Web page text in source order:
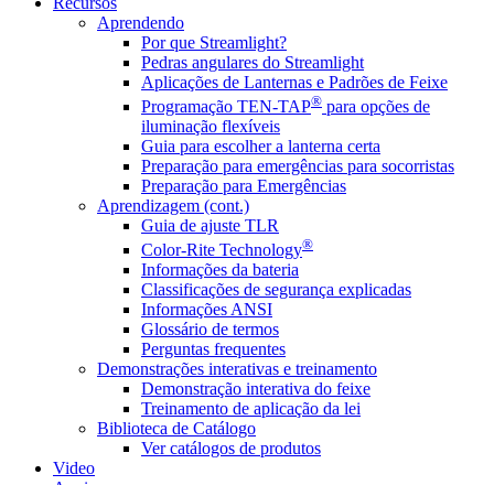
Aprendendo
Por que Streamlight?
Pedras angulares do Streamlight
Aplicações de Lanternas e Padrões de Feixe
Programação TEN-TAP® para opções de
iluminação flexíveis
Guia para escolher a lanterna certa
Preparação para emergências para socorristas
Preparação para Emergências
Aprendizagem (cont.)
Guia de ajuste TLR
Color-Rite Technology®
Informações da bateria
Classificações de segurança explicadas
Informações ANSI
Glossário de termos
Perguntas frequentes
Demonstrações interativas e treinamento
Demonstração interativa do feixe
Treinamento de aplicação da lei
Biblioteca de Catálogo
Ver catálogos de produtos
Video